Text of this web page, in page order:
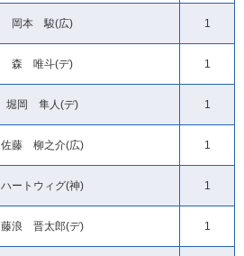
岡本 駿(広) 1
森 唯斗(デ) 1
堀岡 隼人(デ) 1
佐藤 柳之介(広) 1
ハートウィグ(神) 1
藤浪 晋太郎(デ) 1